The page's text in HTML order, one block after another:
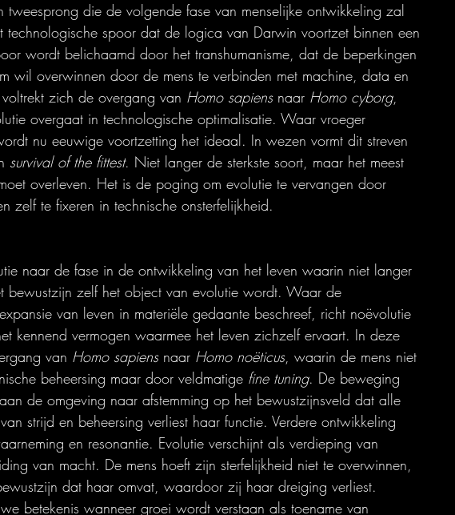
die de volgende fase van menselijke ontwikkeling zal
technologische spoor dat de logica van Darwin voortzet binnen een
wordt belichaamd door het transhumanisme, dat de beperkingen
wil overwinnen door de mens te verbinden met machine, data en
zich de overgang van Homo sapiens naar Homo cyborg,
overgaat in technologische optimalisatie. Waar vroeger
nu eeuwige voortzetting het ideaal. In wezen vormt dit streven
survival of the fittest. Niet langer de sterkste soort, maar het meest
overleven. Het is de poging om evolutie te vervangen door
zelf te fixeren in technische onsterfelijkheid.
naar de fase in de ontwikkeling van het leven waarin niet langer
bewustzijn zelf het object van evolutie wordt. Waar de
van leven in materiële gedaante beschreef, richt noëvolutie
kennend vermogen waarmee het leven zichzelf ervaart. In deze
van Homo sapiens naar Homo noëticus, waarin de mens niet
beheersing maar door veldmatige fine tuning. De beweging
de omgeving naar afstemming op het bewustzijnsveld dat alle
strijd en beheersing verliest haar functie. Verdere ontwikkeling
en resonantie. Evolutie verschijnt als verdieping van
van macht. De mens hoeft zijn sterfelijkheid niet te overwinnen,
dat haar omvat, waardoor zij haar dreiging verliest.
betekenis wanneer groei wordt verstaan als toename van